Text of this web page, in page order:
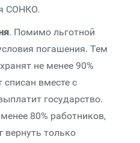
СОНКО.
. Помимо льготной
погашения. Тем
не менее 90%
списан вместе с
государство.
80% работников,
вернуть только